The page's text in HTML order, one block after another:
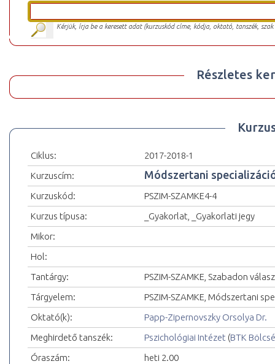
Kérjük, írja be a keresett adat (kurzuskód címe, kódja, oktató, tanszék,
Részletes
Ciklus:
2017-2018-1
Kurzuscím:
Módszertani
Kurzuskód:
PSZIM-SZAMKE4-4
Kurzus típusa:
_Gyakorlat, _Gyakorlati jegy
Mikor:
Hol:
Tantárgy:
PSZIM-SZAMKE, Szabadon
Tárgyelem:
PSZIM-SZAMKE, Módszertani
Oktató(k):
Papp-Zipernovszky Orsolya Dr.
Meghirdető tanszék:
Pszichológiai Intézet (BTK
Óraszám:
heti 2.00